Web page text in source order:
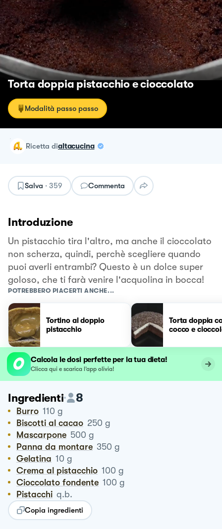
Torta doppia pistacchio e cioccolato
Modalità passo passo
ricetta dialtacucina
Salva · 359 Commenta
Introduzione
Un pistacchio tira l'altro, ma anche il cioccolato
non scherza, quindi, perchè scegliere quando
puoi averli entrambi? Questo è un dolce super
goloso, che ti farà venire l'acquolina in bocca!
POTREBBERO PIACERTI ANCHE...
Tortino al doppio
pistacchio
Torta doppia
cocco e
Calcola le dosi perfette per la tua dieta!
Clicca qui e scarica l’app olivia!
Ingredienti 8
Burro 110 g
Biscotti al cacao 250 g
Mascarpone 500 g
Panna da montare 350 g
Gelatina 10 g
Crema al pistacchio 100 g
Cioccolato fondente 100 g
Pistacchi q.b.
Copia ingredienti